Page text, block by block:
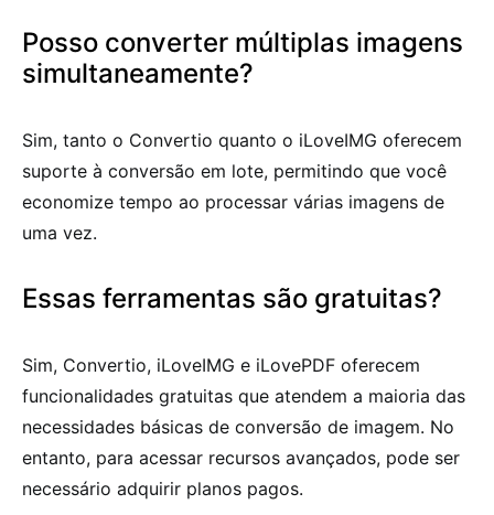
Posso converter múltiplas imagens
simultaneamente?
Sim, tanto o Convertio quanto o iLoveIMG oferecem
suporte à conversão em lote, permitindo que você
economize tempo ao processar várias imagens de
uma vez.
Essas ferramentas são gratuitas?
Sim, Convertio, iLoveIMG e iLovePDF oferecem
funcionalidades gratuitas que atendem a maioria das
necessidades básicas de conversão de imagem. No
entanto, para acessar recursos avançados, pode ser
necessário adquirir planos pagos.